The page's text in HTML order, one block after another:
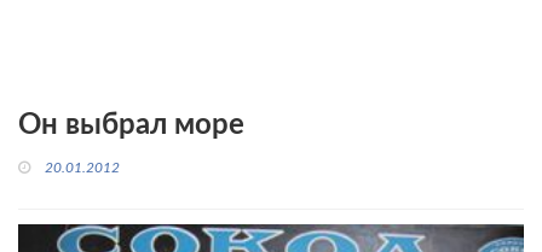
Он выбрал море
20.01.2012